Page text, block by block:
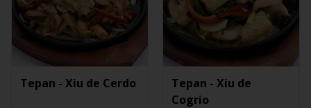
Tepan - Xiu de Cerdo
Tepan - Xiu de
Cogrio